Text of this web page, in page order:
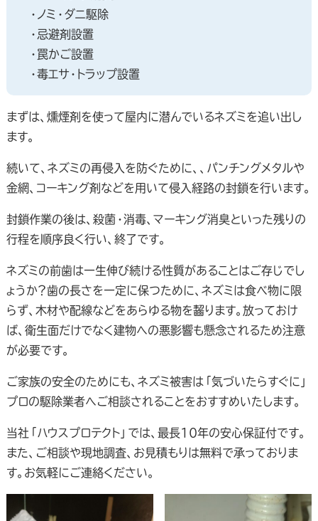
・ノミ・ダニ駆除
・忌避剤設置
・罠かご設置
・毒エサ・トラップ設置
まずは、燻煙剤を使って屋内に潜んでいるネズミを追い出し
ます。
続いて、ネズミの再侵入を防ぐために、、パンチングメタルや
金網、コーキング剤などを用いて侵入経路の封鎖を行います。
封鎖作業の後は、殺菌・消毒、マーキング消臭といった残りの
行程を順序良く行い、終了です。
ネズミの前歯は一生伸び続ける性質があることはご存じでし
ょうか？歯の長さを一定に保つために、ネズミは食べ物に限
らず、木材や配線などをあらゆる物を齧ります。放っておけ
ば、衛生面だけでなく建物への悪影響も懸念されるため注意
が必要です。
ご家族の安全のためにも、ネズミ被害は「気づいたらすぐに」
プロの駆除業者へご相談されることをおすすめいたします。
当社「ハウスプロテクト」では、最長10年の安心保証付です。
また、ご相談や現地調査、お見積もりは無料で承っておりま
す。お気軽にご連絡ください。